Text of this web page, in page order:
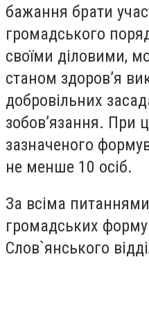
бажання брати
громадського
своїми діловими,
станом здоров’я
добровільних
зобов’язання. При
зазначеного
не менше 10 осіб.
За всіма
громадських
Слов`янського